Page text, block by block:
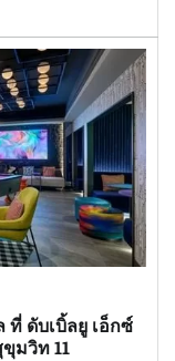
ดับเบิ้ลยู เอ็กซ์
มวิท 11